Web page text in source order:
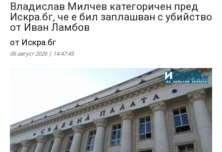
Владислав Милчев категоричен пред
Искра.бг, че е бил заплашван с убийство
от Иван Ламбов
от Искра.бг
06 август 2026 | 14:47:45